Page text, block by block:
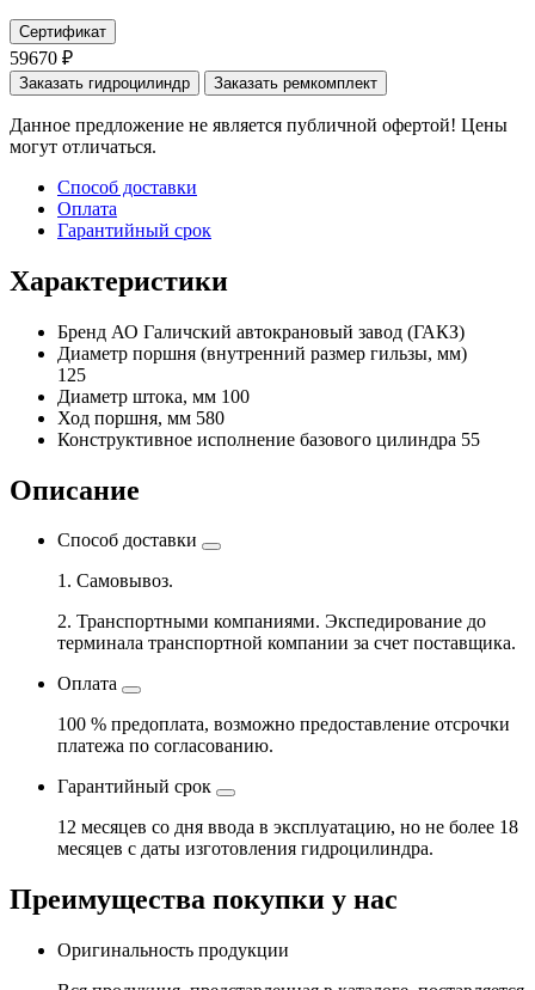
Сертификат
59670 ₽
Заказать гидроцилиндр Заказать ремкомплект
Данное предложение не является публичной офертой! Цены
могут отличаться.
Способ доставки
Оплата
Гарантийный срок
Характеристики
Бренд АО Галичский автокрановый завод (ГАКЗ)
Диаметр поршня (внутренний размер гильзы, мм)
125
Диаметр штока, мм 100
Ход поршня, мм 580
Конструктивное исполнение базового цилиндра 55
Описание
Способ доставки
1. Самовывоз.
2. Транспортными компаниями. Экспедирование до
терминала транспортной компании за счет поставщика.
Оплата
100 % предоплата, возможно предоставление отсрочки
платежа по согласованию.
Гарантийный срок
12 месяцев со дня ввода в эксплуатацию, но не более 18
месяцев с даты изготовления гидроцилиндра.
Преимущества покупки у нас
Оригинальность продукции